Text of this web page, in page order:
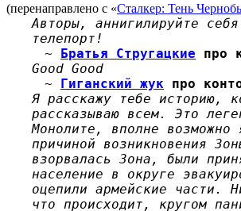
(перенаправлено с «Сталкер: Тень
Авторы, аннигилируйте
телепорт!
~ Братья Стругацкие про
Good Good
~ Гиганский жук про
Я расскажу тебе историю,
рассказываю всем. Это
Монолите, вполне возможно
причиной возникновения
взорвалась Зона, были
население в округе
оцепили армейские части.
что происходит, кругом